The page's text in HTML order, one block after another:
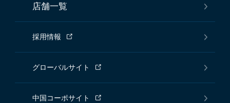
店舗一覧
採用情報
グローバルサイト
中国コーポサイト